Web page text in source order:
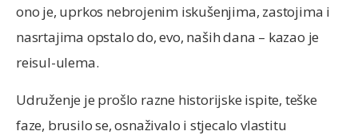
ono je, uprkos nebrojenim iskušenjima, zastojima i
nasrtajima opstalo do, evo, naših dana – kazao je
reisul-ulema.
Udruženje je prošlo razne historijske ispite, teške
faze, brusilo se, osnaživalo i stjecalo vlastitu